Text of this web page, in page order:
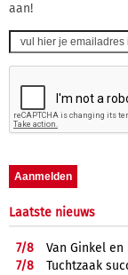
aan!
Laatste nieuws
7/8
Van Ginkel
7/8
Tuchtzaak